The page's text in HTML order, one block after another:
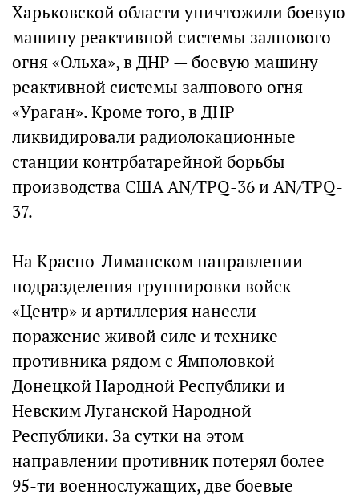
Харьковской области уничтожили боевую
машину реактивной системы залпового
огня «Ольха», в ДНР — боевую машину
реактивной системы залпового огня
«Ураган». Кроме того, в ДНР
ликвидировали радиолокационные
станции контрбатарейной борьбы
производства США AN/TPQ-36 и AN/TPQ-
37.
На Красно-Лиманском направлении
подразделения группировки войск
«Центр» и артиллерия нанесли
поражение живой силе и технике
противника рядом с Ямполовкой
Донецкой Народной Республики и
Невским Луганской Народной
Республики. За сутки на этом
направлении противник потерял более
95-ти военнослужащих, две боевые